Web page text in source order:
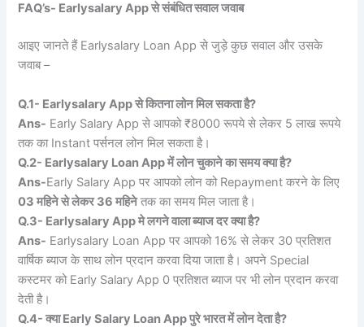
FAQ’s- Earlysalary App से संबंधित सवाल जवाब
आइए जानते हैं Earlysalary Loan App से जुड़े कुछ सवाल और उसके
जवाब –
Q.1- Earlysalary App से कितना लोन मिल सकता है?
Ans- Early Salary App से आपको ₹8000 रूपये से लेकर 5 लाख रूपये
तक का Instant पर्सनल लोन मिल सकता है।
Q.2- Earlysalary Loan App में लोन चुकाने का समय क्या है?
Ans-Early Salary App पर आपको लोन को Repayment करने के लिए
03 महिने से लेकर 36 महिनेतक का समय मिल जाता है।
Q.3- Earlysalary App मे लगने वाला ब्याज दर क्या है?
Ans- Earlysalary Loan App पर आपको 16% से लेकर 30 प्रतिशत
वार्षिक ब्याज के साथ लोन प्रदान करवा दिया जाता है। अपने Special
कस्टमर को Early Salary App 0 प्रतिशत ब्याज पर भी लोन प्रदान करवा
देती है।
Q.4- क्या Early Salary Loan App पुरे भारत में लोन देता है?